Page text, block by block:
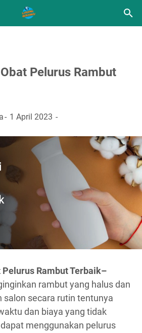
Pelurus Rambut
1 April 2023
Pelurus Rambut Terbaik–
rambut yang halus dan
salon secara rutin tentunya
dan biaya yang tidak
menggunakan pelurus